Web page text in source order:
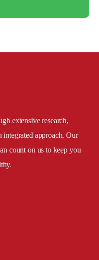
extensive research,
integrated approach. Our
count on us to keep you